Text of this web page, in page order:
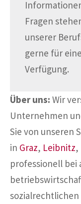
Fragen
unserer
gerne für
Verfügung.
Über uns: Wir
Unternehmen
Sie von unseren
in Graz, Leibnitz,
professionell bei
sozialrechtlichen